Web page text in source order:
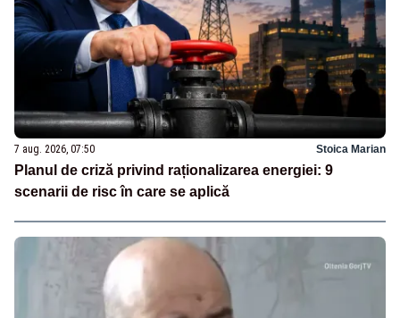
7 aug. 2026, 07:50 Stoica Marian
Planul de criză privind raționalizarea energiei: 9
scenarii de risc în care se aplică